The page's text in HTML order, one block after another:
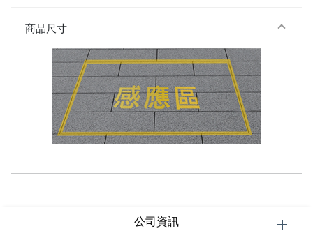
商品尺寸
公司資訊